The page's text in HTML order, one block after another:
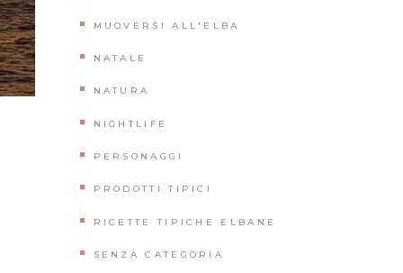
MUOVERSI ALL'ELBA
NATALE
NATURA
NIGHTLIFE
PERSONAGGI
PRODOTTI TIPICI
RICETTE TIPICHE ELBANE
SENZA CATEGORIA